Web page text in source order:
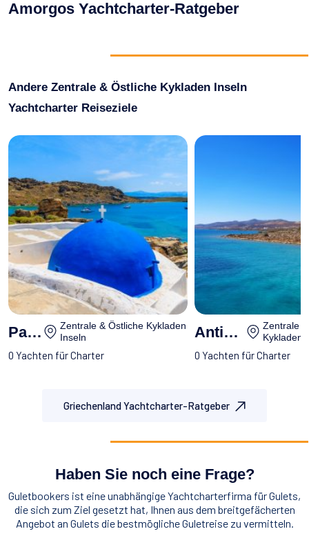
Geschäftsbedingungen
Amorgos Yachtcharter-Ratgeber
Andere Zentrale & Östliche Kykladen Inseln
Yachtcharter Reiseziele
Paros
Zentrale & Östliche Kykladen
Inseln
0 Yachten für Charter
Antiparos
Zentrale
Kykladen
0 Yachten für Charter
Griechenland Yachtcharter-Ratgeber
Haben Sie noch eine Frage?
Guletbookers ist eine unabhängige Yachtcharterfirma für Gulets,
die sich zum Ziel gesetzt hat, Ihnen aus dem breitgefächerten
Angebot an Gulets die bestmögliche Guletreise zu vermitteln.